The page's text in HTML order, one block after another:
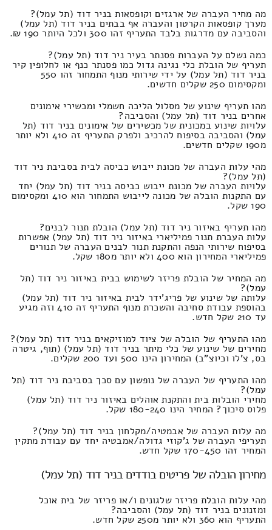
מה מחיר העברה של ארגזים וקופסאות בניר דוד (תל עמל)?
מערך קופסאות הקרטון והעברה אף בבתים בניר דוד (תל עמל)
והסביבה עם מדרגות בלבד התעריף זהו 300 ולכל היותר 190 ₪.
כמה נשלם על העברות פסנתר בעיר ניר דוד (תל עמל)?
תעריף של הובלת כלי נגינה גדול כמו פסנתר כנף או לחלופין קיר
בניר דוד (תל עמל) על ידי שירותי מנוף התמחור זהו 550
ומקסימום 250 שקלים חדשים.
מהו תעריף שינוע של מסלול הליכה חשמלי ומכשירי אימונים
אחרים בניר דוד (תל עמל) והסביבה?
עלויות שינוע במכונית של מכשירים של אימונים בניר דוד (תל
עמל) והסביבה בסיפוח להרכיב ולפרק התעריף זה 410 ולא יותר
מ190 שקלים חדשים.
מהי עלות העברה של מכונת ייבוש כביסה לבית בסביבת ניר דוד
(תל עמל)?
עלויות העברה של מכונת ייבוש כביסה בניר דוד (תל עמל) יחד
עם התקנות הובלה של מכונה לייבוש התמחור הוא 410 ומקסימום
190 שקל.
מהו תעריף באיזור ניר דוד (תל עמל) הובלת תנור לבנים?
עלות העברת תנור פמיליארי באיזור ניר דוד (תל עמל) אפשרות
בסיפוח שירותי הנפה והתקנת תנור לבנים העברה של תנורים
פמיליארי המחירון הוא 400 ולא יותר מ180 שקל.
מה המחיר של הובלת פריזר לשימוש בבית באיזור ניר דוד (תל
עמל)?
עלותה של שינוע של פריג'ידר לבית באיזור ניר דוד (תל עמל)
בהוספת עבודת סחיבה והשכרת מנוף התעריף זה 410 וזה מגיע
עד 210 שקל חדש.
מהו התעריף של הובלה של ציוד למוזיקאים בניר דוד (תל עמל)?
מחירים של שינוע של כלי מיתר בניר דוד (תל עמל) (תוף, גיטרה
בס, צ'לו וכיוצ"ב) המחירון הינו 500 ועד 200 שקלים.
מהו התעריף של העברה של נופשון עם סכך בסביבת ניר דוד (תל
עמל)?
מחירי הובלות בית והתקנת אוהלים באיזור ניר דוד (תל עמל)
פלוס סיכוך? המחיר הינו 180-240 שקל.
מה עלות העברה של אבמטיה/מקלחון בניר דוד (תל עמל)?
תעריפי העברה של ג'קוזי גדולה/אמבטיה יחד עם עבודת מתקין
המחיר זהו 170-450 שקל חדש.
מחירון הובלה של פריטים בודדים בניר דוד (תל עמל)
מהי עלות הובלת פריזר שלגונים ו/או פריזר של בית אוכל
ומזנונים בניר דוד (תל עמל) והסביבה?
התעריף הוא 360 ולא יותר מ250 שקל חדש.